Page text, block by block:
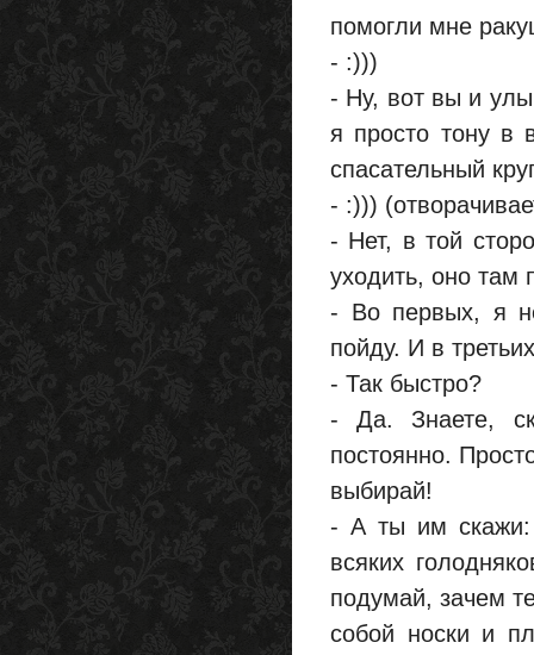
помогли мне
- :)))
- Ну, вот вы и
я просто тону в
спасательный
- :)))
- Нет, в той
уходить, оно там
- Во первых, я
пойду. И в
- Так быстро?
- Да. Знаете,
постоянно.
выбирай!
- А ты им скажи:
всяких
подумай, зачем
собой носки и